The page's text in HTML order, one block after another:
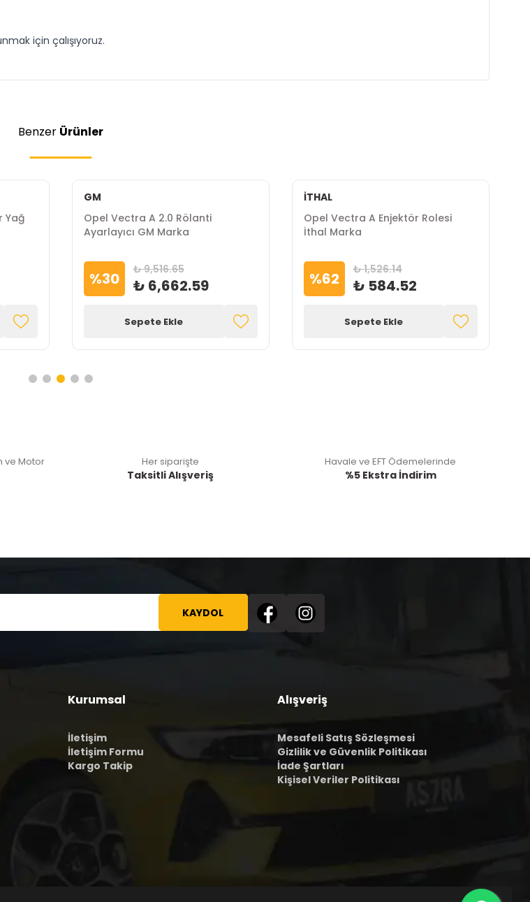
için çalışıyoruz.
Benzer Ürünler
Yağ
GM
Opel Vectra A 2.0 Rölanti
Ayarlayıcı GM Marka
%30 ₺ 9,516.65
₺ 6,662.59
Sepete Ekle
İTHAL
Opel Vectra A Enjektör Rolesi
İthal Marka
%62 ₺ 1,526.14
₺ 584.52
Sepete Ekle
ve Motor Her siparişte
Taksitli Alışveriş
Havale ve EFT Ödemelerinde
%5 Ekstra İndirim
KAYDOL
Kurumsal
İletişim
İletişim Formu
Kargo Takip
Alışveriş
Mesafeli Satış Sözleşmesi
Gizlilik ve Güvenlik Politikası
İade Şartları
Kişisel Veriler Politikası